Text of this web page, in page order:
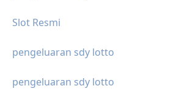
Slot Resmi
pengeluaran sdy lotto
pengeluaran sdy lotto